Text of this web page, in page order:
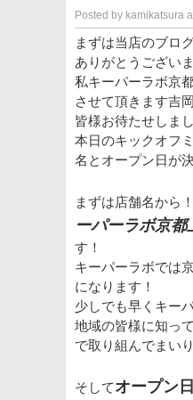
Posted by kamikatsura
まずは当店のブロ
ありがとうござい
私キーパーラボ京
させて頂きます吉
皆様お待たせしま
本日のキックオフ
名とオープン日が
まずは店舗名から
ーパーラボ京都
す！
キーパーラボでは
になります！
少しでも早くキー
地域の皆様に知っ
で取り組んでまい
そしてオープン